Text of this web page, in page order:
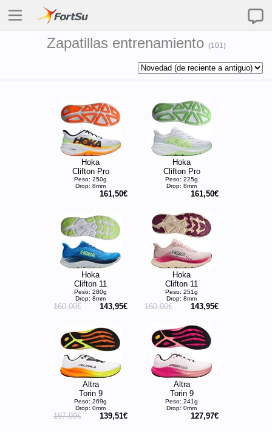
Zapatillas entrenamiento (101)
Hoka
Clifton Pro
Peso: 250g
Drop: 8mm
161,50€
Hoka
Clifton Pro
Peso: 225g
Drop: 8mm
161,50€
Hoka
Clifton 11
Peso: 280g
Drop: 8mm
160,00€ 143,95€
Hoka
Clifton 11
Peso: 251g
Drop: 8mm
160,00€ 143,95€
Altra
Torin 9
Peso: 269g
Drop: 0mm
167,99€ 139,51€
Altra
Torin 9
Peso: 241g
Drop: 0mm
127,97€